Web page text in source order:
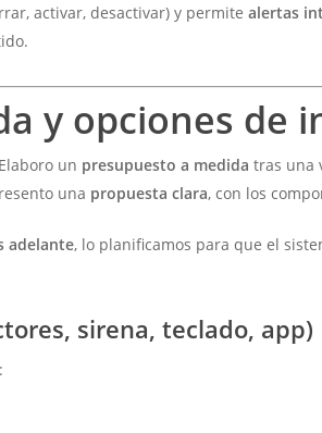
activar, desactivar) y permitealertas
y opciones de
un presupuesto a medida tras una
una propuesta clara, con los
adelante, lo planificamos para que el
sirena, teclado, app)